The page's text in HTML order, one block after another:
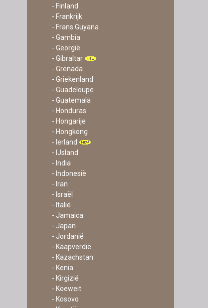
- Finland
- Frankrijk
- Frans Guyana
- Gambia
- Georgië
- Gibraltar
- Grenada
- Griekenland
- Guadeloupe
- Guatemala
- Honduras
- Hongarije
- Hongkong
- Ierland
- IJsland
- India
- Indonesië
- Iran
- Israël
- Italië
- Jamaica
- Japan
- Jordanië
- Kaapverdië
- Kazachstan
- Kenia
- Kirgizië
- Koeweit
- Kosovo